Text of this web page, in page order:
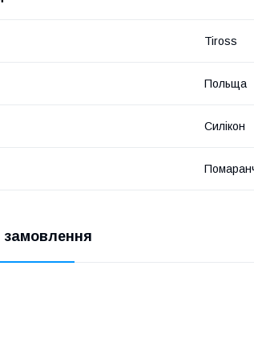
Tiross
Польща
Силікон